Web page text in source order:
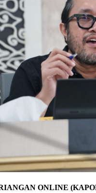
ONLINE